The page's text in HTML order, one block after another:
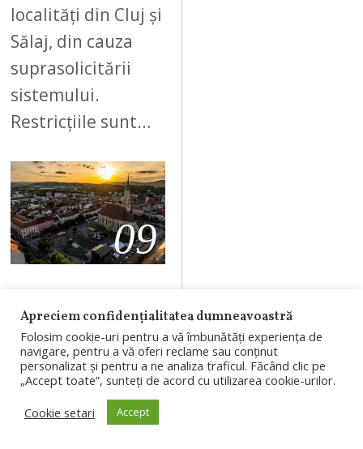
localități din Cluj și
Sălaj, din cauza
suprasolicitării
sistemului.
Restricțiile sunt…
09
Clujul, văzut de
un român
revenit după 10
ani în Marea
Britanie:
Apreciem confidențialitatea dumneavoastră
Folosim cookie-uri pentru a vă îmbunătăți experiența de
navigare, pentru a vă oferi reclame sau conținut
personalizat și pentru a ne analiza traficul. Făcând clic pe
„Accept toate”, sunteți de acord cu utilizarea cookie-urilor.
Cookie setari
Accept